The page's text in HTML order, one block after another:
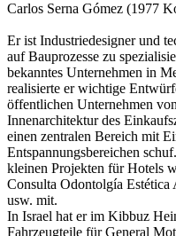
Carlos Serna Gómez (1977
Er ist Industriedesigner und
auf Bauprozesse zu
bekanntes Unternehmen in
realisierte er wichtige
öffentlichen Unternehmen
Innenarchitektur des
einen zentralen Bereich mit
Entspannungsbereichen
kleinen Projekten für Hotels
Consulta Odontolgía Estética
usw. mit.
In Israel hat er im Kibbuz
Fahrzeugteile für General